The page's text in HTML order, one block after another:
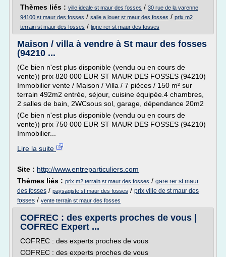
Thèmes liés : ville ideale st maur des fosses / 30 rue de la varenne
94100 st maur des fosses / salle a louer st maur des fosses / prix m2
terrain st maur des fosses / ligne rer st maur des fosses
Maison / villa à vendre à St maur des fosses
(94210 ...
(Ce bien n'est plus disponible (vendu ou en cours de
vente)) prix 820 000 EUR ST MAUR DES FOSSES (94210)
Immobilier vente / Maison / Villa / 7 pièces / 150 m² sur
terrain 492m2 entrée, séjour, cuisine équipée.4 chambres,
2 salles de bain, 2WCsous sol, garage, dépendance 20m2
(Ce bien n'est plus disponible (vendu ou en cours de
vente)) prix 750 000 EUR ST MAUR DES FOSSES (94210)
Immobilier...
Lire la suite
Site : http://www.entreparticuliers.com
Thèmes liés : prix m2 terrain st maur des fosses / gare rer st maur
des fosses / paysagiste st maur des fosses / prix ville de st maur des
fosses / vente terrain st maur des fosses
COFREC : des experts proches de vous |
COFREC Expert ...
COFREC : des experts proches de vous
COFREC : des experts proches de vous